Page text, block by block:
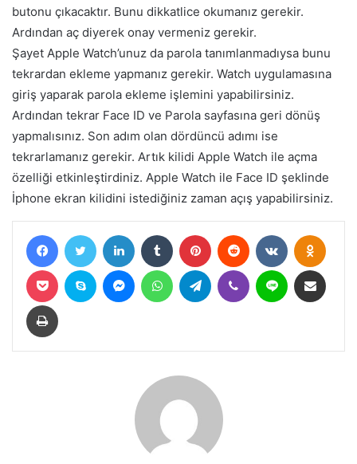
butonu çıkacaktır. Bunu dikkatlice okumanız gerekir.
Ardından aç diyerek onay vermeniz gerekir.
Şayet Apple Watch’unuz da parola tanımlanmadıysa bunu
tekrardan ekleme yapmanız gerekir. Watch uygulamasına
giriş yaparak parola ekleme işlemini yapabilirsiniz.
Ardından tekrar Face ID ve Parola sayfasına geri dönüş
yapmalısınız. Son adım olan dördüncü adımı ise
tekrarlamanız gerekir. Artık kilidi Apple Watch ile açma
özelliği etkinleştirdiniz. Apple Watch ile Face ID şeklinde
İphone ekran kilidini istediğiniz zaman açış yapabilirsiniz.
FacebookTwitter LinkedIn Tumblr Pinterest Reddit VKontakte
Pocket Skype MessengerWhatsAppTelegram Viber Line
Yazdır